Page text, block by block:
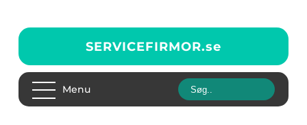
SERVICEFIRMOR.se
Menu